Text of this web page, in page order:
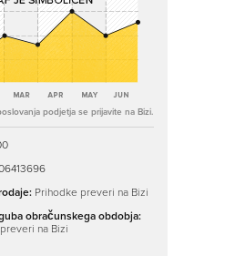
podjetja se prijavite na Bizi.
Prihodke preveri na Bizi
obračunskega obdobja:
na Bizi